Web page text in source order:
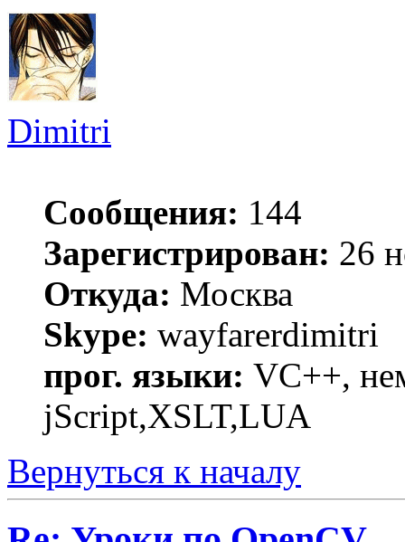
Dimitri
Сообщения: 144
Зарегистрирован: 26
Откуда: Москва
Skype: wayfarerdimitri
прог. языки: VC++,
jScript,XSLT,LUA
Вернуться к началу